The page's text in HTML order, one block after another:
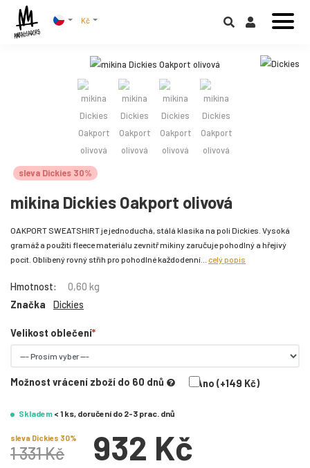
Kč
sleva Dickies 30%
mikina Dickies Oakport olivová
OAKPORT SWEATSHIRT je jednoduchá, stálá klasika na poli Dickies. Vysoká
gramáž a použití fleece materiálu zevnitř mikiny zaručuje pohodlný a hřejivý
pocit. Oblíbený rovný střih pro pohodlné každodenní... celý popis
Hmotnost:
0,60 kg
Značka
Dickies
Velikost oblečení
Možnost vrácení zboží do 60 dnů Ano (+149 Kč)
Skladem < 1 ks, doručení do 2-3 prac. dnů
sleva Dickies 30%
1 331 Kč 932 Kč